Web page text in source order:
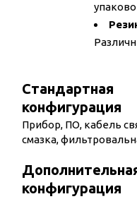
Стандартная
конфигурация
Прибор, ПО, кабель
смазка,
конфигурация